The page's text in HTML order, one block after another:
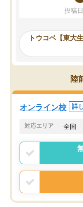
か、オプションは付
事が出来ました。
ーティングを行い、
見てから講師を決定
す。
うちの子は、初回
オンラインツールを
共有があり宿題もそ
でした。
言う事で講師変更
まりに短期での変
う事にして退会し
戻せ、授業内容や
と思います。
投稿
トウコベ【東大
陸
オンライン校 詳
対応エリア 全国